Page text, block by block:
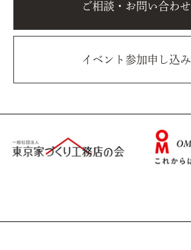
ご相談・お問い合わせ
イベント参加申し込み